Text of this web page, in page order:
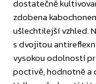
dostatečně
zdobena
ušlechtilejší vzhled.
s dvojitou
vysokou odolností
poctivě, hodnotně a